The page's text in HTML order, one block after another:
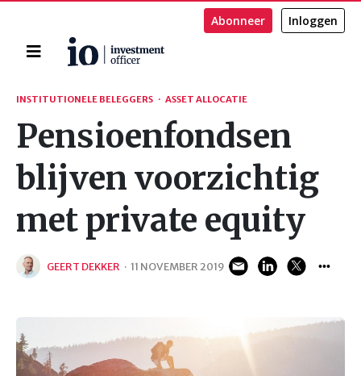
Home
Abonneer Inloggen
Zoeken
INSTITUTIONELE BELEGGERS · ASSET ALLOCATIE
Pensioenfondsen
blijven voorzichtig
met private equity
GEERT DEKKER · 11 NOVEMBER 2019